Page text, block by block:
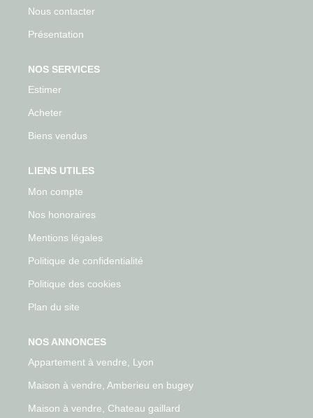
Nous contacter
Présentation
NOS SERVICES
Estimer
Acheter
Biens vendus
LIENS UTILES
Mon compte
Nos honoraires
Mentions légales
Politique de confidentialité
Politique des cookies
Plan du site
NOS ANNONCES
Appartement à vendre, Lyon
Maison à vendre, Amberieu en bugey
Maison à vendre, Chateau gaillard